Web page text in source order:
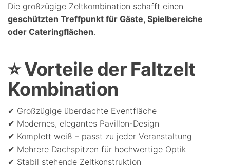
Die großzügige Zeltkombination schafft einen
geschützten Treffpunkt für Gäste, Spielbereiche
oder Cateringflächen.
⭐ Vorteile der Faltzelt
Kombination
✔ Großzügige überdachte Eventfläche
✔ Modernes, elegantes Pavillon-Design
✔ Komplett weiß – passt zu jeder Veranstaltung
✔ Mehrere Dachspitzen für hochwertige Optik
✔ Stabil stehende Zeltkonstruktion